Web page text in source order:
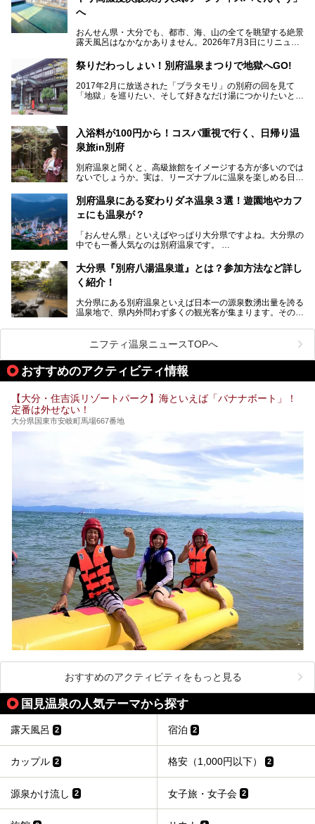
へ
おんせん県・大分でも、都市、海、山の全てを眺望する絶景
露天風呂はなかなかありません。2026年7月3日にリニュー
てんくう(CITY SPA てんくう)」は、なんとJR大分駅直結と
いう利便性の高さ！
地上80mという圧倒的な開放感が魅力。温泉、ロウリュサウ
ナ、そしてひんやりとした約27度の高濃度炭酸泉で交互浴
併設の「JR九州ホテル ブラッサム大分」に泊まって、この
「シティスパてんくう」をたっぷり満喫してきたのでレポー
ルダウンできるスイーツ情報と併せてお楽しみください！
提供元：大分県【PR】
この記事は大分県のPR記事です。
祭りだわっしょい！別府温泉まつりで地獄へGO!
2017年2月に放送された「ブラタモリ」の別府の回を見て
「地獄」を巡りたい、そして好きなだけ湯につかりたいと切
まつり」が開催されます。その期間は嬉しいことに100以上
の共同浴場がなんと無料開放されるんです！普段から入浴料
が100円と安いのに、いいんですかタダにしちゃって!?
しかも4/2には「東京ディズニーリゾートスペシャルパレー
ド」も行われます。つまり別府に行けば「地獄」も「ミッキ
ーマウス」も拝める稀有なイベントですよ、これは行くしか
ない！
源泉数、湧出量ともに日本一の温泉県とも言われる大分県。
な市営温泉をまとめました。
Let’s go to Hell !
入浴料が100円から！コスパ重視で行く、日帰り温
泉旅in別府
別府温泉と聞くと、高級旅館をイメージする方が多いのでは
ないでしょうか。実は、リーズナブルに温泉を楽しめる日帰
で楽しめる「大分県の別府温泉」に注目してみました。
ニフティ温泉がオススメする温泉施設を紹介しちゃいます！
別府温泉にある変わりダネ温泉３選！遊園地やカフ
ェにも温泉が？
「おんせん県」といえばやっぱり大分県ですよね。大分県の
中でも一番人気なのは別府温泉です。
中いても飽きません。
普通に温泉に浸かる以外にも、別府地獄巡りや砂湯などは有
名ですよね。
別府温泉は共同湯も多く、家庭やマンションにも温泉を引い
ている所もあります。
あるんです。
これを読んで別府温泉巡りの参考になればと思います。
大分県『別府八湯温泉道』とは？参加方法など詳し
く紹介！
大分県にある別府温泉といえば日本一の源泉数湧出量を誇る
温泉地で、県内外問わず多くの観光客が集まります。その別
八湯温泉道とは別府八湯を巡る体験型イベントで、施設を回
って88ヶ所のスタンプを集めて温泉名人の認定を目指すと
いうものです。
別府には朝早くから夜遅くまでやっている地元に根付いた銭
湯や、日帰りのみの大きな施設など様々な形態の温泉があり
人を目指してみてはいかがでしょうか？
ニフティ温泉ニュースTOPへ
おすすめのアクティビティ情報
【大分・住吉浜リゾートパーク】海といえば「バナナボート」！
定番は外せない！
大分県国東市安岐町馬場667番地
おすすめのアクティビティをもっと見る
国見温泉の人気テーマから探す
露天風呂 2 宿泊 2
カップル 2 格安（1,000円以下） 2
源泉かけ流し 2 女子旅・女子会 2